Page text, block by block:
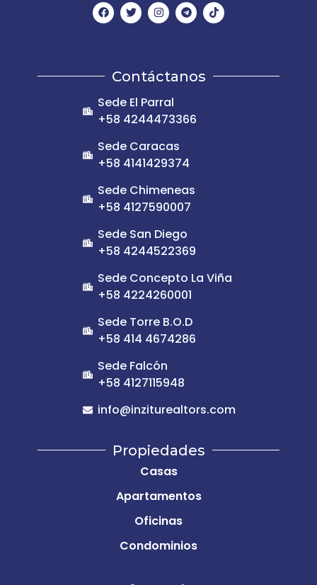
Contáctanos
Sede El Parral
+58 4244473366
Sede Caracas
+58 4141429374
Sede Chimeneas
+58 4127590007
Sede San Diego
+58 4244522369
Sede Concepto La Viña
+58 4224260001
Sede Torre B.O.D
+58 414 4674286
Sede Falcón
+58 4127115948
info@inziturealtors.com
Propiedades
Casas
Apartamentos
Oficinas
Condominios